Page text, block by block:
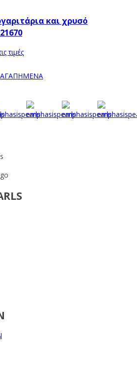
και χρυσό
τιμές
ΑΓΑΠΗΜΕΝΑ